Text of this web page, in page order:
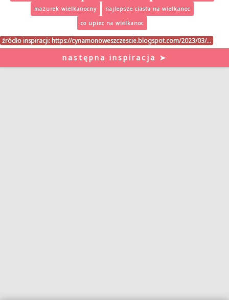
mazurek wielkanocny
najlepsze ciasta na wielkanoc
co upiec na wielkanoc
źródło inspiracji: https://cynamonoweszczescie.blogspot.com/2023/03/…
następna inspiracja ➤